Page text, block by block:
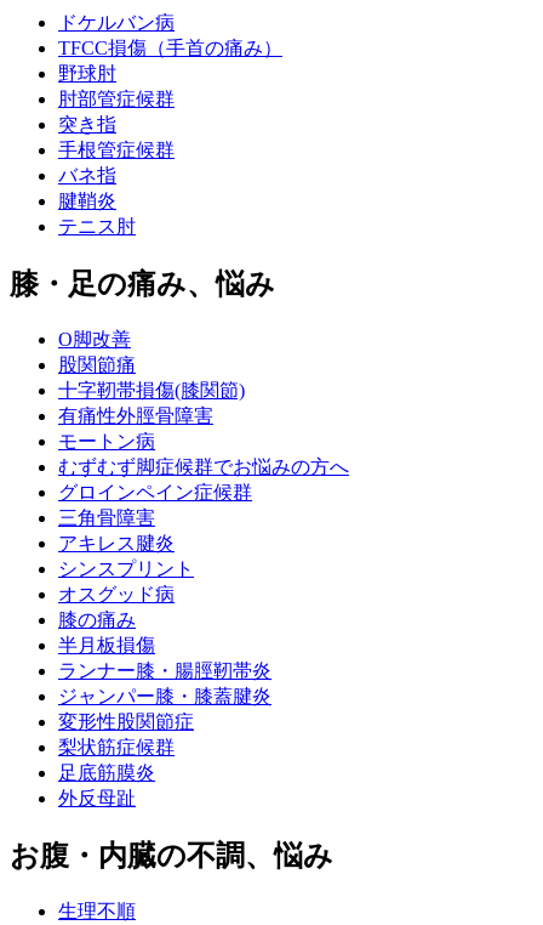
ドケルバン病
TFCC損傷（手首の痛み）
野球肘
肘部管症候群
突き指
手根管症候群
バネ指
腱鞘炎
テニス肘
膝・足の痛み、悩み
O脚改善
股関節痛
十字靭帯損傷(膝関節)
有痛性外脛骨障害
モートン病
むずむず脚症候群でお悩みの方へ
グロインペイン症候群
三角骨障害
アキレス腱炎
シンスプリント
オスグッド病
膝の痛み
半月板損傷
ランナー膝・腸脛靭帯炎
ジャンパー膝・膝蓋腱炎
変形性股関節症
梨状筋症候群
足底筋膜炎
外反母趾
お腹・内臓の不調、悩み
生理不順